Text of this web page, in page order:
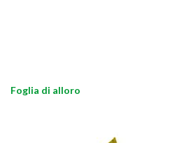
Foglia di alloro